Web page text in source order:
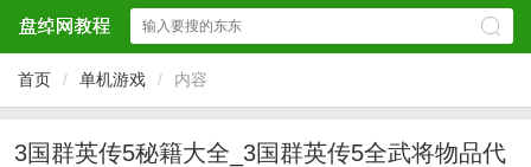
首页 / 单机游戏 / 内容
3国群英传5秘籍大全_3国群英传5全武将物品代